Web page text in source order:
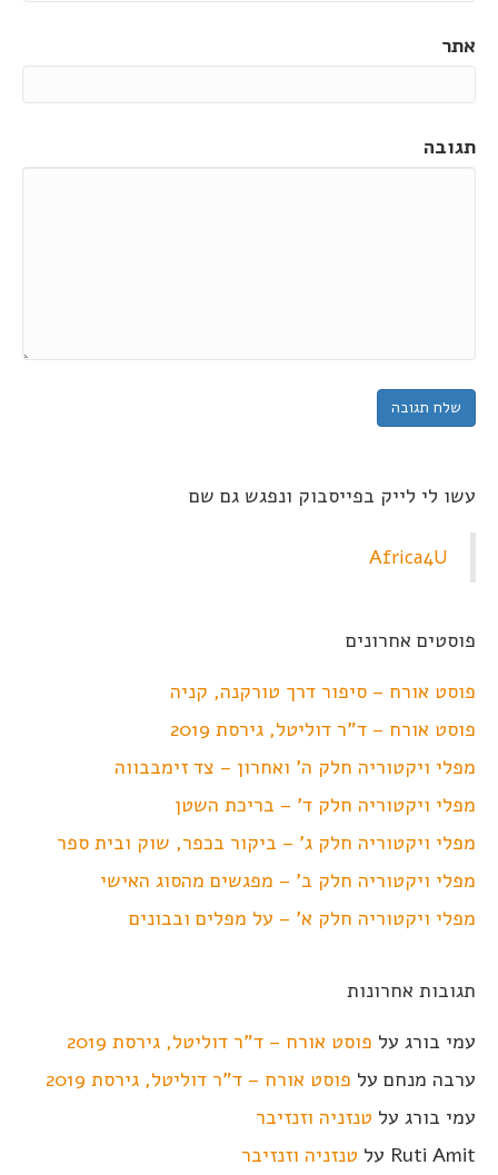
אתר
תגובה
עשו לי לייק בפייסבוק ונפגש גם שם
Africa4U
פוסטים אחרונים
פוסט אורח – סיפור דרך טורקנה, קניה
פוסט אורח – ד"ר דוליטל, גירסת 2019
מפלי ויקטוריה חלק ה' ואחרון – צד זימבבווה
מפלי ויקטוריה חלק ד' – בריכת השטן
מפלי ויקטוריה חלק ג' – ביקור בכפר, שוק ובית ספר
מפלי ויקטוריה חלק ב' – מפגשים מהסוג האישי
מפלי ויקטוריה חלק א' – על מפלים ובבונים
תגובות אחרונות
עמי בורג על פוסט אורח – ד"ר דוליטל, גירסת 2019
ערבה מנחם על פוסט אורח – ד"ר דוליטל, גירסת 2019
עמי בורג על טנזניה וזנזיבר
Ruti Amit על טנזניה וזנזיבר